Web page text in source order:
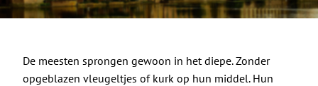
Wie we zijn
Academie
De meesten sprongen gewoon in het diepe. Zonder
opgeblazen vleugeltjes of kurk op hun middel. Hun